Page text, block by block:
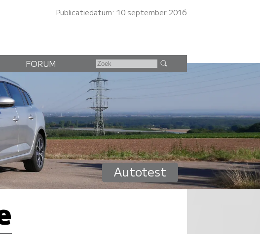
Publicatiedatum: 10 september 2016
FORUM
Autotest